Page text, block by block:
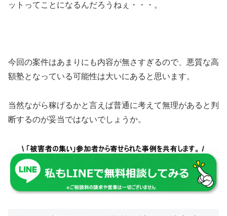
ットってことになるんだろうねぇ・・・。
今回の案件はあまりにも内容が無さすぎるので、悪質な高
額塾となっている可能性は大いにあると思います。
当然ながら稼げるかと言えば普通に考えて無理があると判
断するのが妥当ではないでしょうか。